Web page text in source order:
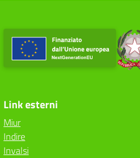
Link esterni
Miur
Indire
Invalsi